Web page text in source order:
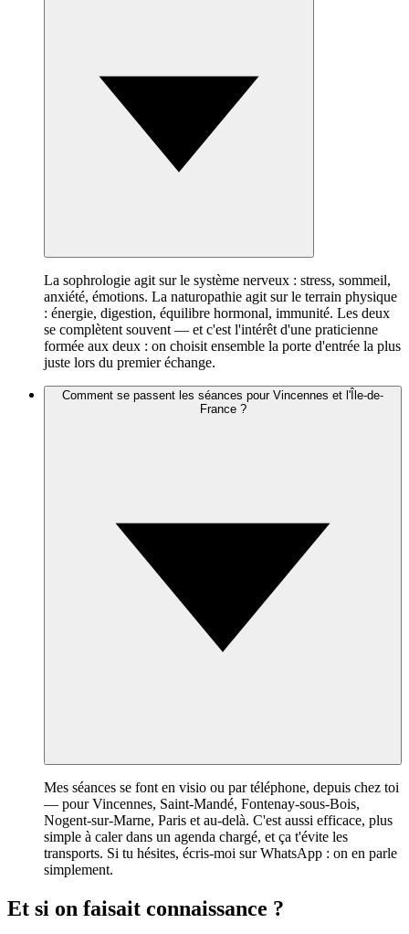
La sophrologie agit sur le système nerveux : stress, sommeil,
anxiété, émotions. La naturopathie agit sur le terrain physique
: énergie, digestion, équilibre hormonal, immunité. Les deux
se complètent souvent — et c'est l'intérêt d'une praticienne
formée aux deux : on choisit ensemble la porte d'entrée la plus
juste lors du premier échange.
Comment se passent les séances pour Vincennes et l'Île-de-
France ?
Mes séances se font en visio ou par téléphone, depuis chez toi
— pour Vincennes, Saint-Mandé, Fontenay-sous-Bois,
Nogent-sur-Marne, Paris et au-delà. C'est aussi efficace, plus
simple à caler dans un agenda chargé, et ça t'évite les
transports. Si tu hésites, écris-moi sur WhatsApp : on en parle
simplement.
Et si on faisait connaissance ?